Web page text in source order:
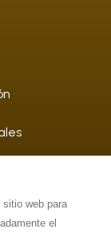
web para
el